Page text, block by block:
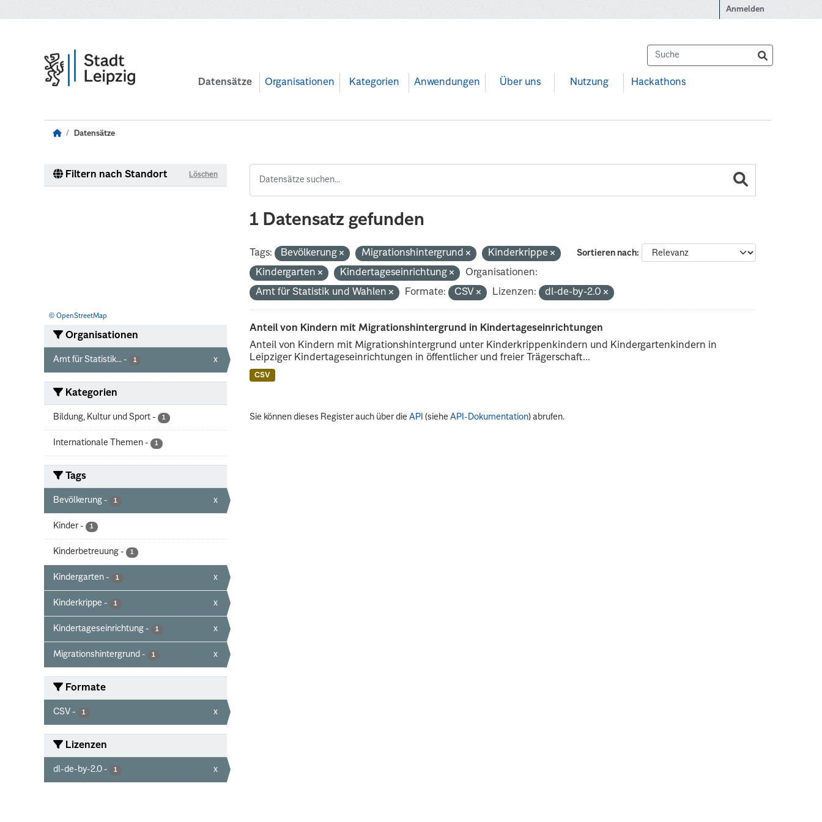
Anmelden
Datensätze Organisationen Kategorien Anwendungen Über uns Nutzung Hackathons
Datensätze
Filtern nach Standort Löschen
© OpenStreetMap
Organisationen
Amt für Statistik... - 1 x
Kategorien
Bildung, Kultur und Sport - 1
Internationale Themen - 1
Tags
Bevölkerung - 1 x
Kinder - 1
Kinderbetreuung - 1
Kindergarten - 1 x
Kinderkrippe - 1 x
Kindertageseinrichtung - 1 x
Migrationshintergrund - 1 x
Formate
CSV - 1 x
Lizenzen
dl-de-by-2.0 - 1 x
1 Datensatz gefunden
Sortieren nach
Tags: Bevölkerung Migrationshintergrund
Kinderkrippe
Kindergarten
Kindertageseinrichtung
Organisationen:
Amt für Statistik und Wahlen
Formate: CSV Lizenzen: dl-de-by-2.0
Anteil von Kindern mit Migrationshintergrund in Kindertageseinrichtungen
Anteil von Kindern mit Migrationshintergrund unter Kinderkrippenkindern und Kindergartenkindern in
Leipziger Kindertageseinrichtungen in öffentlicher und freier Trägerschaft...
CSV
Sie können dieses Register auch über dieAPI (sieheAPI-Dokumentation) abrufen.